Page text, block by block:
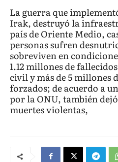
La guerra que
Irak, destruyó la
país de Oriente Medio,
personas sufren
sobreviven en
1.12 millones de
civil y más de 5 millones
forzados; de acuerdo a
por la ONU, también
muertes violentas,